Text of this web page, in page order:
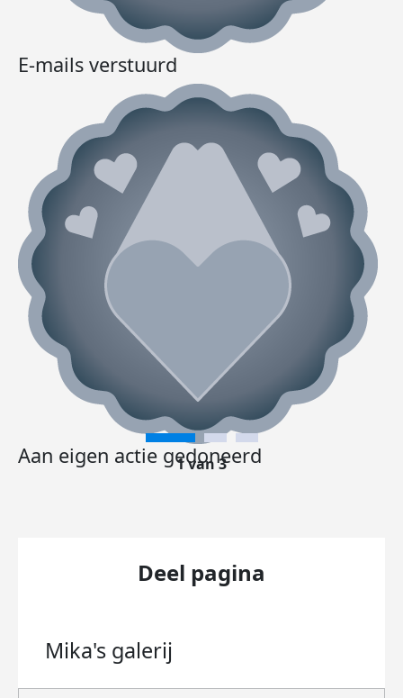
E-mails verstuurd
Aan eigen actie gedoneerd
1 van 3
Deel pagina
Mika's galerij